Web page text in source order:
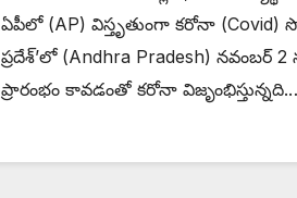
ఏపీలో (AP) విస్తృతుంగా కరోనా (Covid)
ప్రదేశ్’లో (Andhra Pradesh) నవంబర్‌
ప్రారంభం కావడంతో కరోనా